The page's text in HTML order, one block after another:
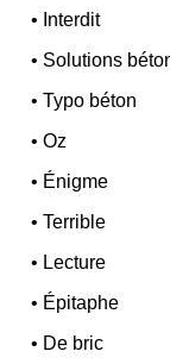
• Interdit
• Solutions
•Typo béton
•Oz
• Énigme
•Terrible
• Lecture
• Épitaphe
• De bric